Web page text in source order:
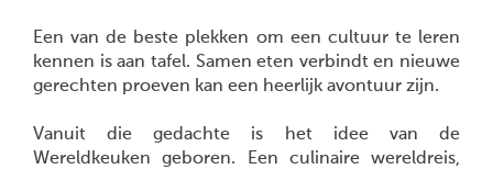
Een van de beste plekken om een cultuur te leren
kennen is aan tafel. Samen eten verbindt en nieuwe
gerechten proeven kan een heerlijk avontuur zijn.
Vanuit die gedachte is het idee van de
Wereldkeuken geboren. Een culinaire wereldreis,